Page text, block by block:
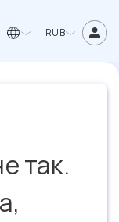
RUB
так.